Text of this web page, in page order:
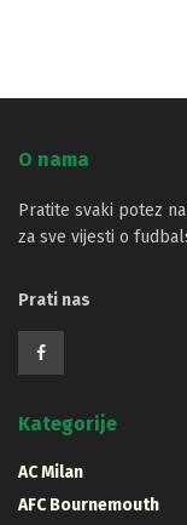
O nama
Pratite svaki potez
za sve vijesti o
Prati nas
Kategorije
AC Milan
AFC Bournemouth